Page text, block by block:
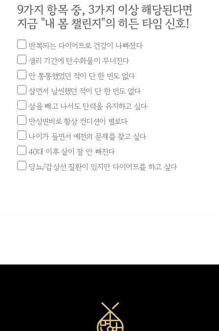
9가지 항목 중, 3가지 이상 해당된다면
지금 "내 몸 챌린지"의 히든 타임 신호!
반복되는 다이어트로 건강이 나빠졌다
생리 기간에 탄수화물이 무너진다
안 통통했었던 적이 단 한 번도 없다
살면서 날씬했던 적이 단 한 번도 없다
살을 빼고 나서도 탄력을 유지하고 싶다
만성변비로 항상 컨디션이 별로다
나이가 들면서 예전의 문제를 찾고 싶다
40대 이후 살이 잘 안 빠진다
당뇨/갑상선 질환이 있지만 다이어트를 하고 싶다